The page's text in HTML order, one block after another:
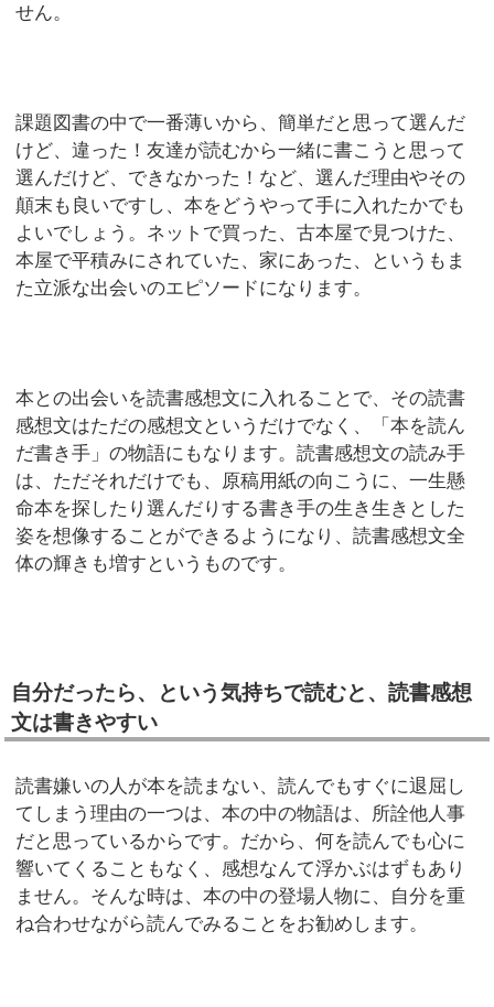
せん。
課題図書の中で一番薄いから、簡単だと思って選んだ
けど、違った！友達が読むから一緒に書こうと思って
選んだけど、できなかった！など、選んだ理由やその
顛末も良いですし、本をどうやって手に入れたかでも
よいでしょう。ネットで買った、古本屋で見つけた、
本屋で平積みにされていた、家にあった、というもま
た立派な出会いのエピソードになります。
本との出会いを読書感想文に入れることで、その読書
感想文はただの感想文というだけでなく、「本を読ん
だ書き手」の物語にもなります。読書感想文の読み手
は、ただそれだけでも、原稿用紙の向こうに、一生懸
命本を探したり選んだりする書き手の生き生きとした
姿を想像することができるようになり、読書感想文全
体の輝きも増すというものです。
自分だったら、という気持ちで読むと、読書感想
文は書きやすい
読書嫌いの人が本を読まない、読んでもすぐに退屈し
てしまう理由の一つは、本の中の物語は、所詮他人事
だと思っているからです。だから、何を読んでも心に
響いてくることもなく、感想なんて浮かぶはずもあり
ません。そんな時は、本の中の登場人物に、自分を重
ね合わせながら読んでみることをお勧めします。